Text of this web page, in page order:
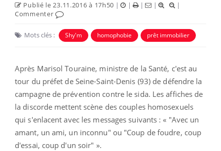
Publié le 23.11.2016 à 17h50 | | | |
|
Commenter
Mots clés : Shy'm homophobie prêt immobilier
Après Marisol Touraine, ministre de la Santé, c'est au
tour du préfet de Seine-Saint-Denis (93) de défendre la
campagne de prévention contre le sida. Les affiches de
la discorde mettent scène des couples homosexuels
qui s'enlacent avec les messages suivants : « "Avec un
amant, un ami, un inconnu" ou "Coup de foudre, coup
d'essai, coup d'un soir" ».